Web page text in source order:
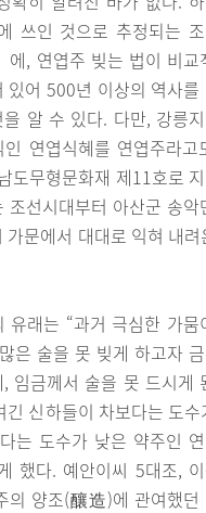
쓰인 것으로 추정되는
에, 연엽주 빚는 법이 비교
있어 500년 이상의 역사를
알 수 있다. 다만, 강릉
연엽식혜를 연엽주라고
도무형문화재 제11호로
조선시대부터 아산군 송악
가문에서 대대로 익혀 내려
유래는 “과거 극심한 가뭄
은 술을 못 빚게 하고자
임금께서 술을 못 드시게
긴 신하들이 차보다는 도수
는 도수가 낮은 약주인
했다. 예안이씨 5대조,
의 양조(釀造)에 관여했던